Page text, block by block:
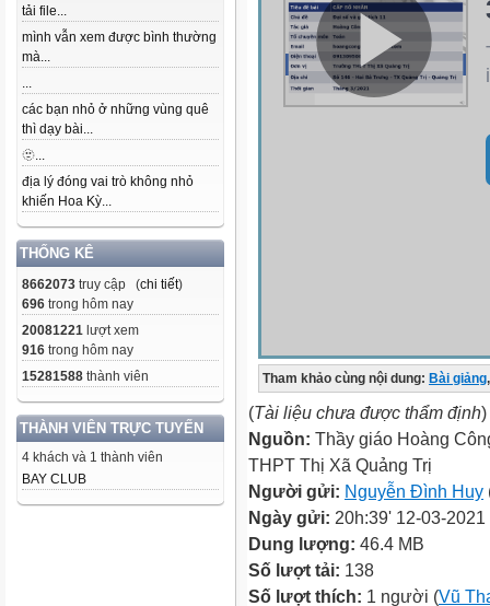
tải file...
mình vẫn xem được bình thường
mà...
...
các bạn nhỏ ở những vùng quê
thì dạy bài...
🫥...
địa lý đóng vai trò không nhỏ
khiến Hoa Kỳ...
THỐNG KÊ
8662073 truy cập (chi tiết)
696 trong hôm nay
20081221 lượt xem
916 trong hôm nay
15281588 thành viên
THÀNH VIÊN TRỰC TUYẾN
4 khách và 1 thành viên
BAY CLUB
Tham khảo cùng nội dung: Bài giảng,
(Tài liệu chưa được thẩm định)
Nguồn: Thầy giáo Hoàng
THPT Thị Xã Quảng Trị
Người gửi: Nguyễn Đình Huy
Ngày gửi: 20h:39' 12-03-2021
Dung lượng: 46.4 MB
Số lượt tải: 138
Số lượt thích: 1 người (Vũ